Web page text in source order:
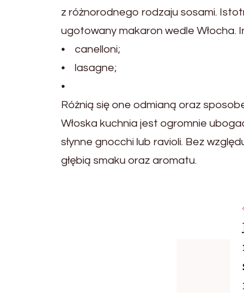
z różnorodnego rodzaju sosami.
ugotowany makaron wedle Włocha.
• canelloni;
• lasagne;
•
Różnią się one odmianą oraz
Włoska kuchnia jest ogromnie
słynne gnocchi lub ravioli. Bez
głębią smaku oraz aromatu.